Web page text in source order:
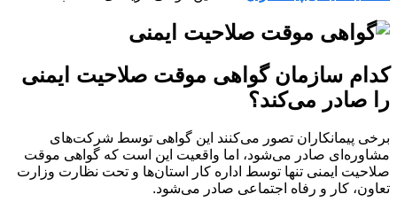
کدام سازمان گواهی موقت صلاحیت ایمنی
را صادر می‌کند؟
برخی پیمانکاران تصور می‌کنند این گواهی توسط شرکت‌های
مشاوره‌ای صادر می‌شود، اما واقعیت این است که گواهی موقت
صلاحیت ایمنی تنها توسط اداره کار استان‌ها و تحت نظارت وزارت
تعاون، کار و رفاه اجتماعی صادر می‌شود.